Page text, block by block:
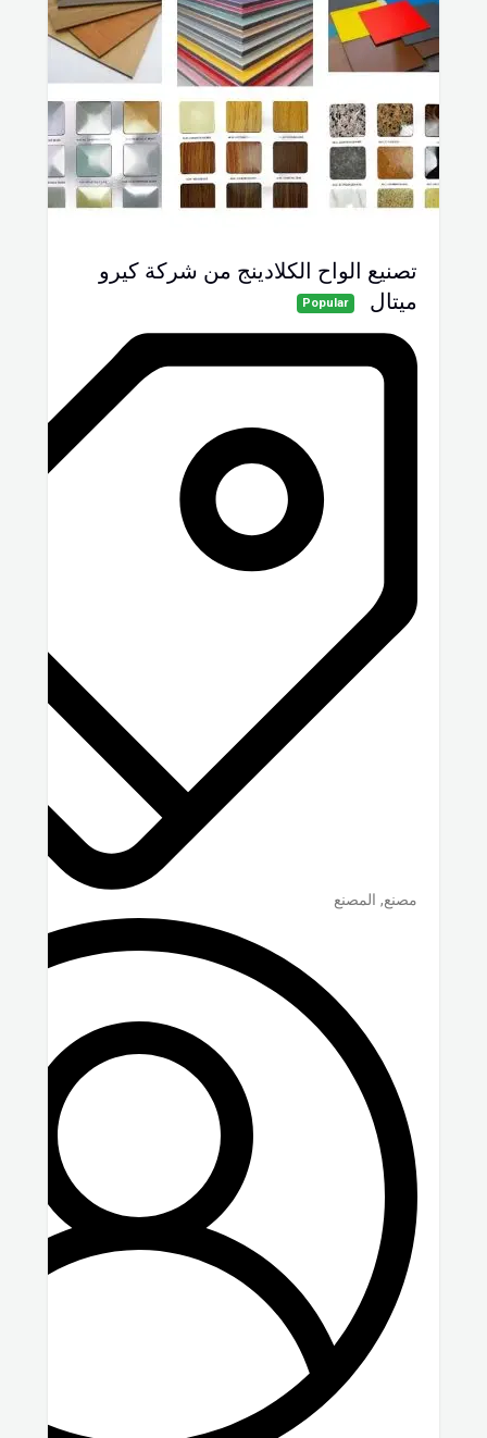
تصنيع الواح الكلادينج من شركة كيرو
ميتال
Popular
مصنع, المصنع